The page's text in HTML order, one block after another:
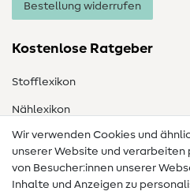
Bestellung widerrufen
Kostenlose Ratgeber
Stofflexikon
Nählexikon
Nähanleitungen
Hilfe & Kontakt
Wir verwenden Cookies und
unserer Website und
von Besucher:innen unserer
Inhalte und Anzeigen zu